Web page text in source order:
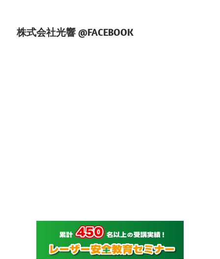
株式会社光響 @FACEBOOK